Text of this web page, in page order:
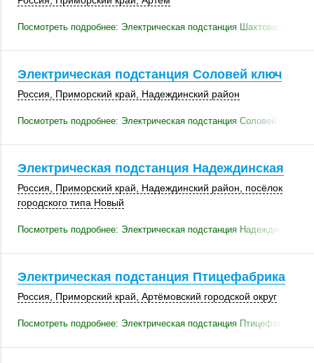
Посмотреть подробнее: Электрическая подстанция Шахтовая
Электрическая подстанция Соловей ключ
Россия Приморский край Надеждинский район
Посмотреть подробнее: Электрическая подстанция Соловей ключ
Электрическая подстанция Надеждинская
Россия Приморский край Надеждинский район , посёлок
городского типа Новый
Посмотреть подробнее: Электрическая подстанция Надеждинская
Электрическая подстанция Птицефабрика
Россия Приморский край , Артёмовский городской округ
Посмотреть подробнее: Электрическая подстанция Птицефабрика